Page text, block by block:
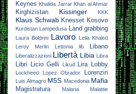
Keynes Khalida Jarrar Khan al Ahmar
Kirghizistan Kissinger KKK
Klaus Schwab Knesset Kosovo
Kurdistan Lampedusa Land grabbing
Laura Boldrini Lavoro
Leila Khaled
Leroy Merlin
Lettonia lib Libano
Liberalizzazioni Libertà Libia Libra
Libri Licio Gelli Likud Lira Lobby
Lockheed Lopez Obrador Lorenzin
Luis Almagro M5S Macedonia Mafia
Magistratura Malaria Malattie